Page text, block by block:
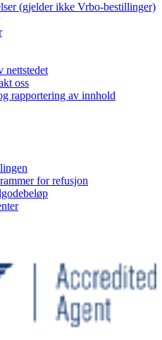
(gjelder ikke Vrbo-bestillinger)
nettstedet
oss
rapportering av innhold
for refusjon